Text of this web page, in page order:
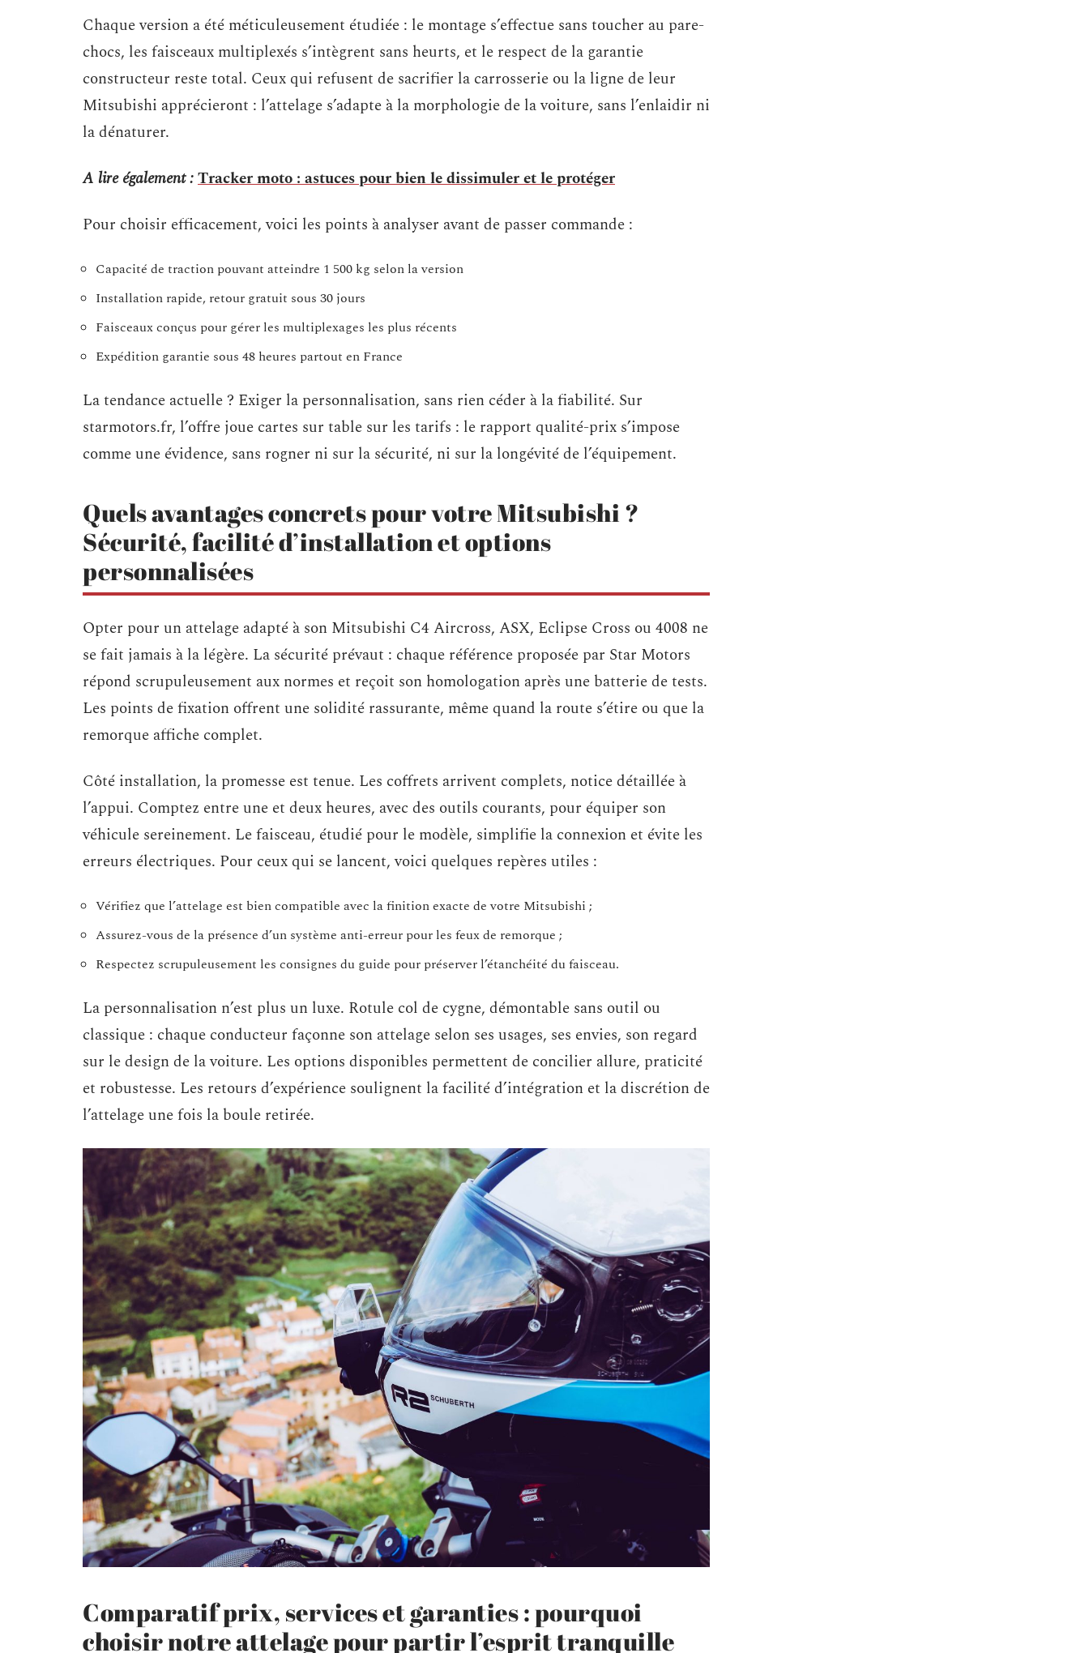
Chaque version a été méticuleusement étudiée : le montage s’effectue sans toucher au pare-
chocs, les faisceaux multiplexés s’intègrent sans heurts, et le respect de la garantie
constructeur reste total. Ceux qui refusent de sacrifier la carrosserie ou la ligne de leur
Mitsubishi apprécieront : l’attelage s’adapte à la morphologie de la voiture, sans l’enlaidir ni
la dénaturer.
A lire également :Tracker moto : astuces pour bien le dissimuler et le protéger
Pour choisir efficacement, voici les points à analyser avant de passer commande :
Capacité de traction pouvant atteindre 1 500 kg selon la version
Installation rapide, retour gratuit sous 30 jours
Faisceaux conçus pour gérer les multiplexages les plus récents
Expédition garantie sous 48 heures partout en France
La tendance actuelle ? Exiger la personnalisation, sans rien céder à la fiabilité. Sur
starmotors.fr, l’offre joue cartes sur table sur les tarifs : le rapport qualité-prix s’impose
comme une évidence, sans rogner ni sur la sécurité, ni sur la longévité de l’équipement.
Quels avantages concrets pour votre Mitsubishi ?
Sécurité, facilité d’installation et options
personnalisées
Opter pour un attelage adapté à son Mitsubishi C4 Aircross, ASX, Eclipse Cross ou 4008 ne
se fait jamais à la légère. La sécurité prévaut : chaque référence proposée par Star Motors
répond scrupuleusement aux normes et reçoit son homologation après une batterie de tests.
Les points de fixation offrent une solidité rassurante, même quand la route s’étire ou que la
remorque affiche complet.
Côté installation, la promesse est tenue. Les coffrets arrivent complets, notice détaillée à
l’appui. Comptez entre une et deux heures, avec des outils courants, pour équiper son
véhicule sereinement. Le faisceau, étudié pour le modèle, simplifie la connexion et évite les
erreurs électriques. Pour ceux qui se lancent, voici quelques repères utiles :
Vérifiez que l’attelage est bien compatible avec la finition exacte de votre Mitsubishi ;
Assurez-vous de la présence d’un système anti-erreur pour les feux de remorque ;
Respectez scrupuleusement les consignes du guide pour préserver l’étanchéité du faisceau.
La personnalisation n’est plus un luxe. Rotule col de cygne, démontable sans outil ou
classique : chaque conducteur façonne son attelage selon ses usages, ses envies, son regard
sur le design de la voiture. Les options disponibles permettent de concilier allure, praticité
et robustesse. Les retours d’expérience soulignent la facilité d’intégration et la discrétion de
l’attelage une fois la boule retirée.
Comparatif prix, services et garanties : pourquoi
choisir notre attelage pour partir l’esprit tranquille